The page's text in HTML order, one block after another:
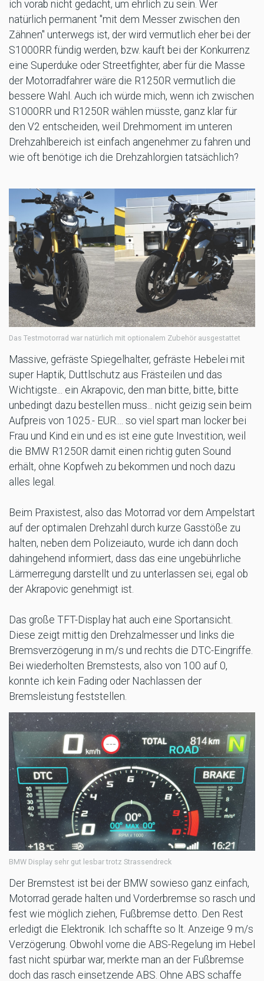
ich vorab nicht gedacht, um ehrlich zu sein. Wer
natürlich permanent "mit dem Messer zwischen den
Zähnen" unterwegs ist, der wird vermutlich eher bei der
S1000RR fündig werden, bzw. kauft bei der Konkurrenz
eine Superduke oder Streetfighter, aber für die Masse
der Motorradfahrer wäre die R1250R vermutlich die
bessere Wahl. Auch ich würde mich, wenn ich zwischen
S1000RR und R1250R wählen müsste, ganz klar für
den V2 entscheiden, weil Drehmoment im unteren
Drehzahlbereich ist einfach angenehmer zu fahren und
wie oft benötige ich die Drehzahlorgien tatsächlich?
Das Testmotorrad war natürlich mit optionalem Zubehör ausgestattet
Massive, gefräste Spiegelhalter, gefräste Hebelei mit
super Haptik, Duttlschutz aus Frästeilen und das
Wichtigste... ein Akrapovic, den man bitte, bitte, bitte
unbedingt dazu bestellen muss... nicht geizig sein beim
Aufpreis von 1025.- EUR.... so viel spart man locker bei
Frau und Kind ein und es ist eine gute Investition, weil
die BMW R1250R damit einen richtig guten Sound
erhält, ohne Kopfweh zu bekommen und noch dazu
alles legal.
Beim Praxistest, also das Motorrad vor dem Ampelstart
auf der optimalen Drehzahl durch kurze Gasstöße zu
halten, neben dem Polizeiauto, wurde ich dann doch
dahingehend informiert, dass das eine ungebührliche
Lärmerregung darstellt und zu unterlassen sei, egal ob
der Akrapovic genehmigt ist.
Das große TFT-Display hat auch eine Sportansicht.
Diese zeigt mittig den Drehzalmesser und links die
Bremsverzögerung in m/s und rechts die DTC-Eingriffe.
Bei wiederholten Bremstests, also von 100 auf 0,
konnte ich kein Fading oder Nachlassen der
Bremsleistung feststellen.
BMW Display sehr gut lesbar trotz Strassendreck
Der Bremstest ist bei der BMW sowieso ganz einfach,
Motorrad gerade halten und Vorderbremse so rasch und
fest wie möglich ziehen, Fußbremse detto. Den Rest
erledigt die Elektronik. Ich schaffte so lt. Anzeige 9 m/s
Verzögerung. Obwohl vorne die ABS-Regelung im Hebel
fast nicht spürbar war, merkte man an der Fußbremse
doch das rasch einsetzende ABS. Ohne ABS schaffe